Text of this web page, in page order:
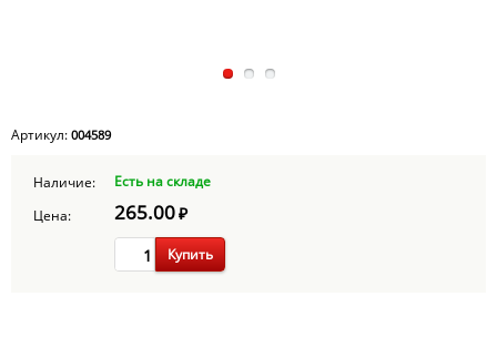
Артикул: 004589
Наличие:
Есть на складе
Цена:
265.00₽
Купить